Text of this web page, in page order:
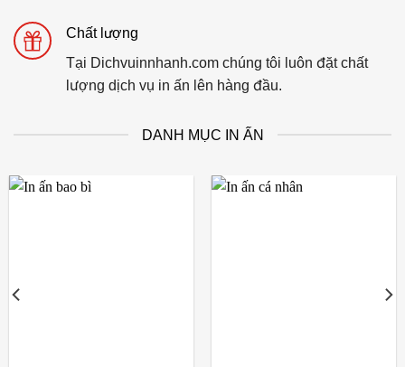
Chất lượng
Tại Dichvuinnhanh.com chúng tôi luôn đặt chất
lượng dịch vụ in ấn lên hàng đầu.
DANH MỤC IN ẤN